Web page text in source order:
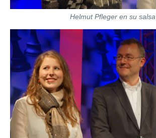
Helmut Pfleger en su salsa